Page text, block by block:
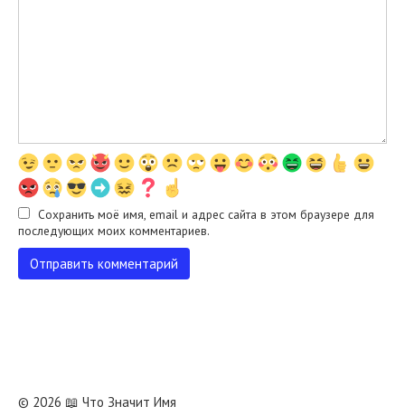
Сохранить моё имя, email и адрес сайта в этом браузере для
последующих моих комментариев.
© 2026 📖 Что Значит Имя